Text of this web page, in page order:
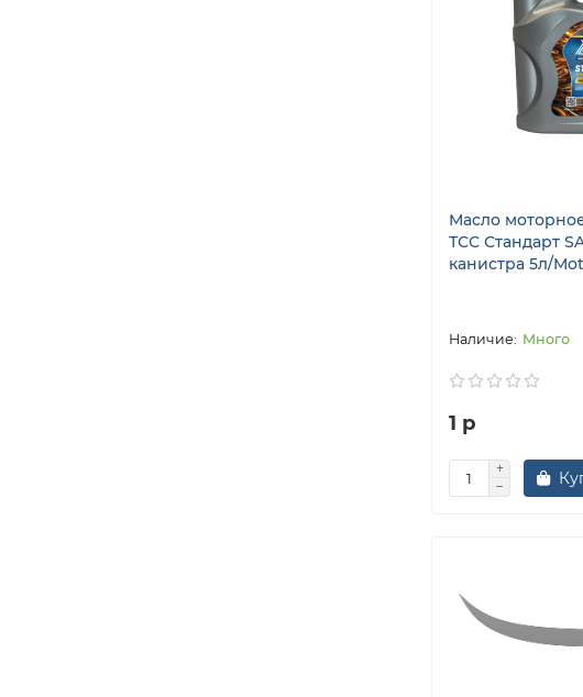
Масло
ТСС Стандарт
канистра 5л/
Много
1 р